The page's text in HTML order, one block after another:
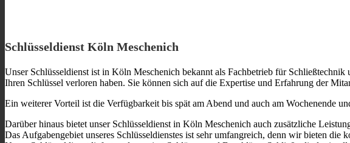
Schlüsseldienst Köln Meschenich
Unser Schlüsseldienst ist in Köln Meschenich bekannt als Fachbetrieb für
Ihren Schlüssel verloren haben. Sie können sich auf die Expertise und Erfahrung der
Ein weiterer Vorteil ist die Verfügbarkeit bis spät am Abend und auch am Wochenende
Darüber hinaus bietet unser Schlüsseldienst in Köln Meschenich auch zusätzliche
Das Aufgabengebiet unseres Schlüsseldienstes ist sehr umfangreich, denn wir bieten die